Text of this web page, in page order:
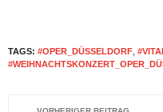
TAGS: #OPER_DÜSSELDORF